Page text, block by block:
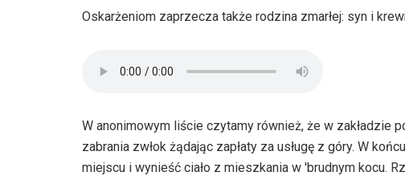
Oskarżeniom zaprzecza także rodzina zmarłej: syn i
W anonimowym liście czytamy również, że w
zabrania zwłok żądając zapłaty za usługę z góry. W
miejscu i wynieść ciało z mieszkania w 'brudnym kocu.